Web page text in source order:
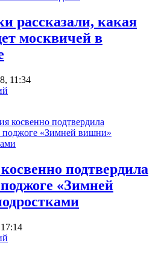
рассказали, какая
москвичей в
11:34
подтвердила
«Зимней